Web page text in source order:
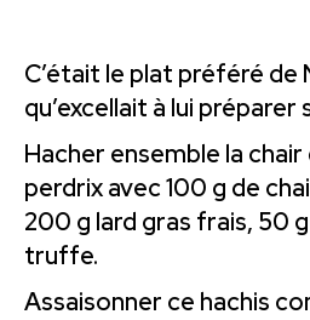
C’était le plat préféré de
qu’excellait à lui préparer
Hacher ensemble la
perdrix avec 100 g de
200 g lard gras frais, 50
truffe.
Assaisonner ce hachis